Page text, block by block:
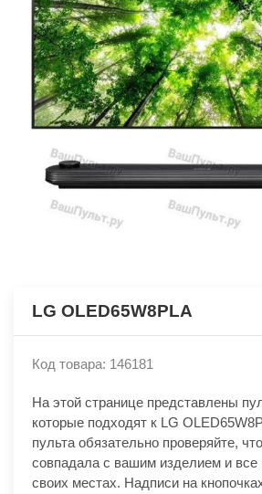
LG OLED65W8PLA
Код товара: 146181
На этой странице представлены
которые подходят к LG
пульта обязательно проверяйте,
совпадала с вашим изделием и все
своих местах. Надписи на